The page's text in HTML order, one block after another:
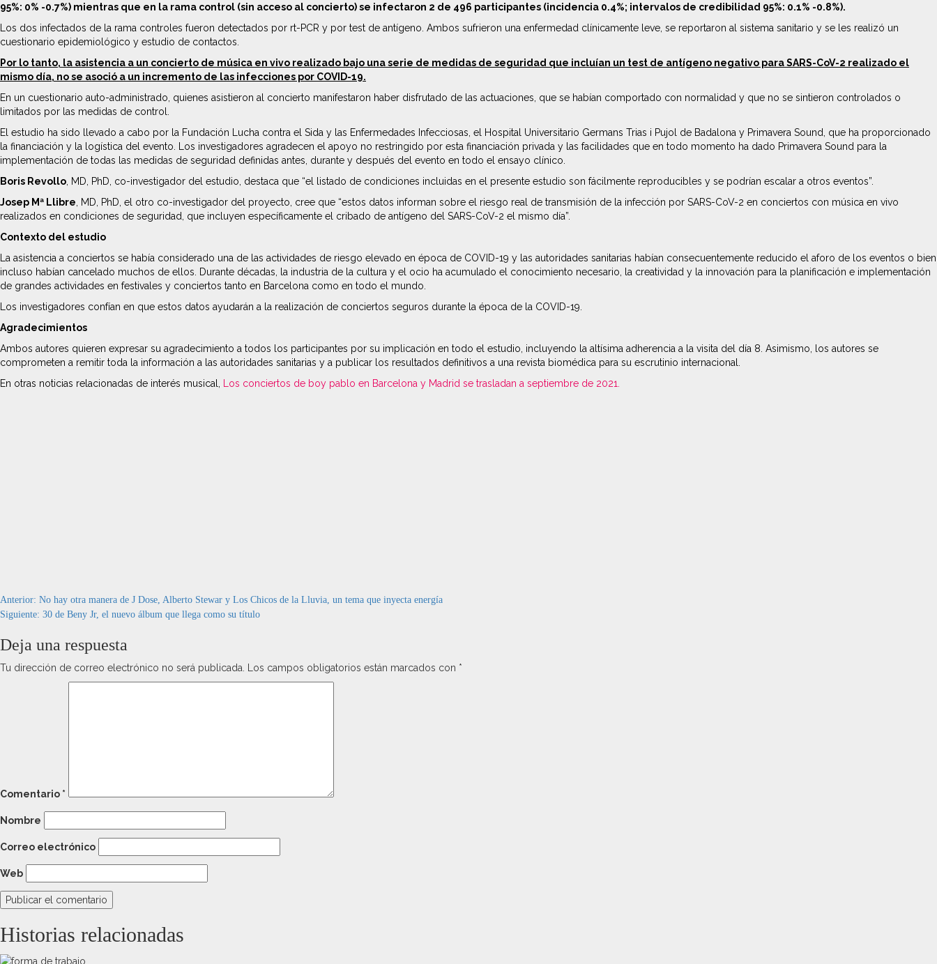
95%: 0% -0.7%) mientras que en la rama control (sin acceso al concierto) se infectaron 2 de 496 participantes (incidencia 0.4%; intervalos de credibilidad 95%: 0.1% -0.8%).
Los dos infectados de la rama controles fueron detectados por rt-PCR y por test de antígeno. Ambos sufrieron una enfermedad clínicamente leve, se reportaron al sistema sanitario y se les realizó un
cuestionario epidemiológico y estudio de contactos.
Por lo tanto, la asistencia a un concierto de música en vivo realizado bajo una serie de medidas de seguridad que incluían un test de antígeno negativo para SARS-CoV-2 realizado el
mismo día, no se asoció a un incremento de las infecciones por COVID-19.
En un cuestionario auto-administrado, quienes asistieron al concierto manifestaron haber disfrutado de las actuaciones, que se habían comportado con normalidad y que no se sintieron controlados o
limitados por las medidas de control.
El estudio ha sido llevado a cabo por la Fundación Lucha contra el Sida y las Enfermedades Infecciosas, el Hospital Universitario Germans Trias i Pujol de Badalona y Primavera Sound, que ha proporcionado
la financiación y la logística del evento. Los investigadores agradecen el apoyo no restringido por esta financiación privada y las facilidades que en todo momento ha dado Primavera Sound para la
implementación de todas las medidas de seguridad definidas antes, durante y después del evento en todo el ensayo clínico.
Boris Revollo, MD, PhD, co-investigador del estudio, destaca que “el listado de condiciones incluidas en el presente estudio son fácilmente reproducibles y se podrían escalar a otros eventos”.
Josep Mª Llibre, MD, PhD, el otro co-investigador del proyecto, cree que “estos datos informan sobre el riesgo real de transmisión de la infección por SARS-CoV-2 en conciertos con música en vivo
realizados en condiciones de seguridad, que incluyen específicamente el cribado de antígeno del SARS-CoV-2 el mismo día”.
Contexto del estudio
La asistencia a conciertos se había considerado una de las actividades de riesgo elevado en época de COVID-19 y las autoridades sanitarias habían consecuentemente reducido el aforo de los eventos o bien
incluso habían cancelado muchos de ellos. Durante décadas, la industria de la cultura y el ocio ha acumulado el conocimiento necesario, la creatividad y la innovación para la planificación e implementación
de grandes actividades en festivales y conciertos tanto en Barcelona como en todo el mundo.
Los investigadores confían en que estos datos ayudarán a la realización de conciertos seguros durante la época de la COVID-19.
Agradecimientos
Ambos autores quieren expresar su agradecimiento a todos los participantes por su implicación en todo el estudio, incluyendo la altísima adherencia a la visita del día 8. Asimismo, los autores se
comprometen a remitir toda la información a las autoridades sanitarias y a publicar los resultados definitivos a una revista biomédica para su escrutinio internacional.
En otras noticias relacionadas de interés musical, Los conciertos de boy pablo en Barcelona y Madrid se trasladan a septiembre de 2021.
Navegación
de
entradas
Anterior: No hay otra manera de J Dose, Alberto Stewar y Los Chicos de la Lluvia, un tema que inyecta energía
Siguiente: 30 de Beny Jr, el nuevo álbum que llega como su título
Deja una respuesta
Tu dirección de correo electrónico no será publicada. Los campos obligatorios están marcados con *
Comentario *
Nombre
Correo electrónico
Web
Historias relacionadas